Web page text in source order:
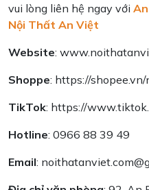
vui lòng liên hệ ngay với
Nội Thất An Việt
Website:
Shoppe: https://
TikTok: https://
Hotline: 0966 88 39 49
Email: